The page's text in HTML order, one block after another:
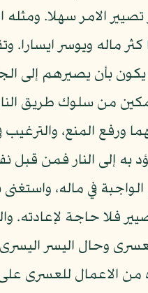
تصيير الامر سهلا.
كثر ماله ويوسر
بأن يصيرهم إلى
من سلوك طريق
ورفع المنع،
به إلى النار فمن قبل
في ماله،
فلا حاجة
وحال اليسر اليسرى،
الاعمال للعسرى على